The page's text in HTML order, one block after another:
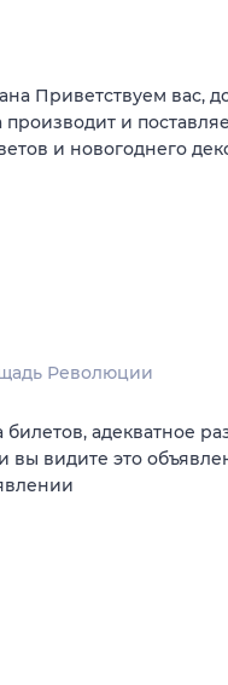
Приветствуем вас,
производит и
и новогоднего
Революции
билетов, адекватное
вы видите это